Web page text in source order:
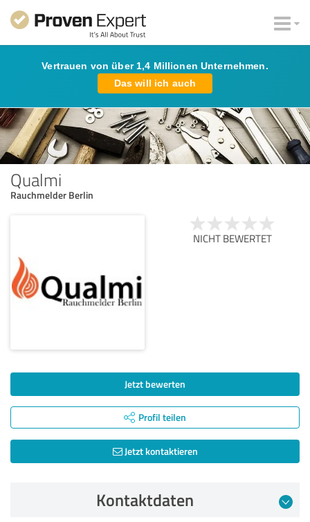
Vertrauen von über 1,4 Millionen Unternehmen.
Das will ich auch
Qualmi
Rauchmelder Berlin
NICHT BEWERTET
Jetzt bewerten
Profil teilen
Jetzt kontaktieren
Kontaktdaten